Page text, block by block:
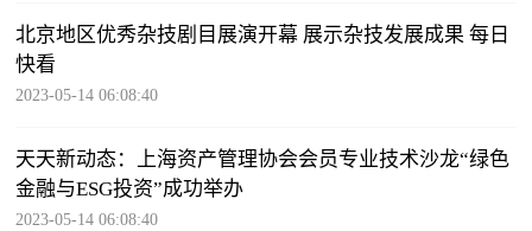
北京地区优秀杂技剧目展演开幕 展示杂技发展成果 每日
快看
2023-05-14 06:08:40
天天新动态：上海资产管理协会会员专业技术沙龙“绿色
金融与ESG投资”成功举办
2023-05-14 06:08:40